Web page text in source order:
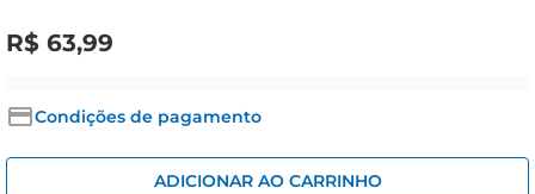
R$ 63,99
Condições de pagamento
ADICIONAR AO CARRINHO
azeite
iogurte
papel higiênico